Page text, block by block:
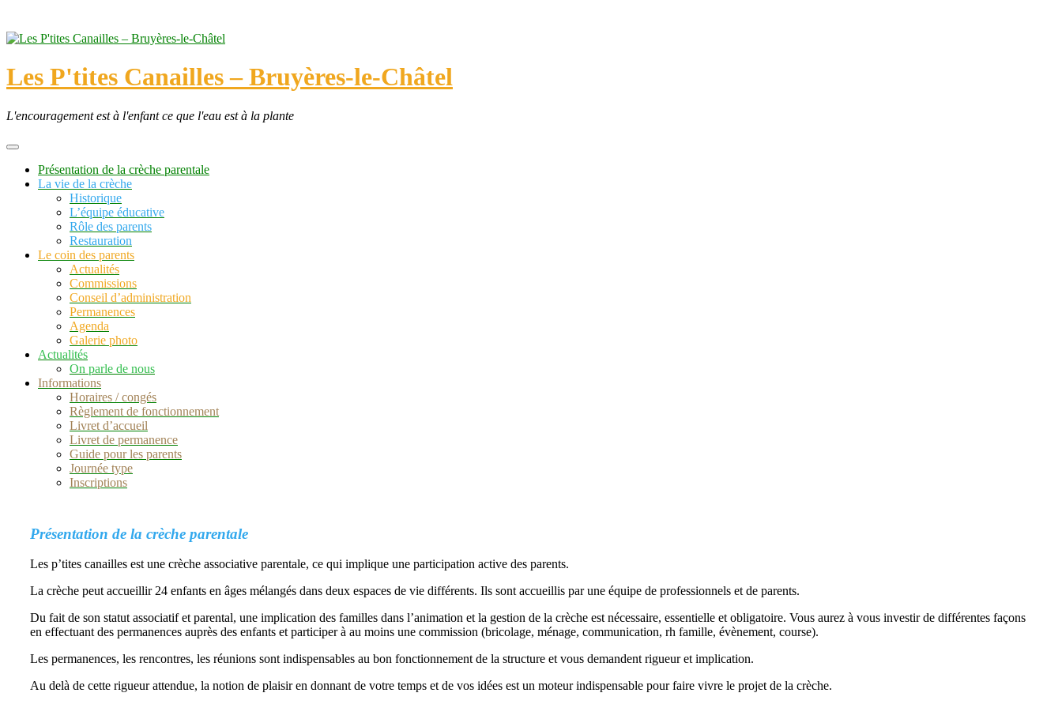
Skip
content
Les P'tites Canailles – Bruyères-le-Châtel
L'encouragement est à l'enfant ce que l'eau est à la plante
Présentation de la crèche parentale
La vie de la crèche
Historique
L’équipe éducative
Rôle des parents
Restauration
Le coin des parents
Actualités
Commissions
Conseil d’administration
Permanences
Agenda
Galerie photo
Actualités
On parle de nous
Informations
Horaires / congés
Règlement de fonctionnement
Livret d’accueil
Livret de permanence
Guide pour les parents
Journée type
Inscriptions
Présentation de la crèche parentale
Les p’tites canailles est une crèche associative parentale, ce qui implique une participation active des parents.
La crèche peut accueillir 24 enfants en âges mélangés dans deux espaces de vie différents. Ils sont accueillis par une équipe de professionnels et de parents.
Du fait de son statut associatif et parental, une implication des familles dans l’animation et la gestion de la crèche est nécessaire, essentielle et obligatoire. Vous aurez à vous investir de différentes façons
en effectuant des permanences auprès des enfants et participer à au moins une commission (bricolage, ménage, communication, rh famille, évènement, course).
Les permanences, les rencontres, les réunions sont indispensables au bon fonctionnement de la structure et vous demandent rigueur et implication.
Au delà de cette rigueur attendue, la notion de plaisir en donnant de votre temps et de vos idées est un moteur indispensable pour faire vivre le projet de la crèche.